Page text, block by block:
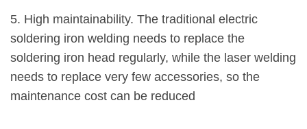
5. High maintainability. The traditional electric
soldering iron welding needs to replace the
soldering iron head regularly, while the laser welding
needs to replace very few accessories, so the
maintenance cost can be reduced